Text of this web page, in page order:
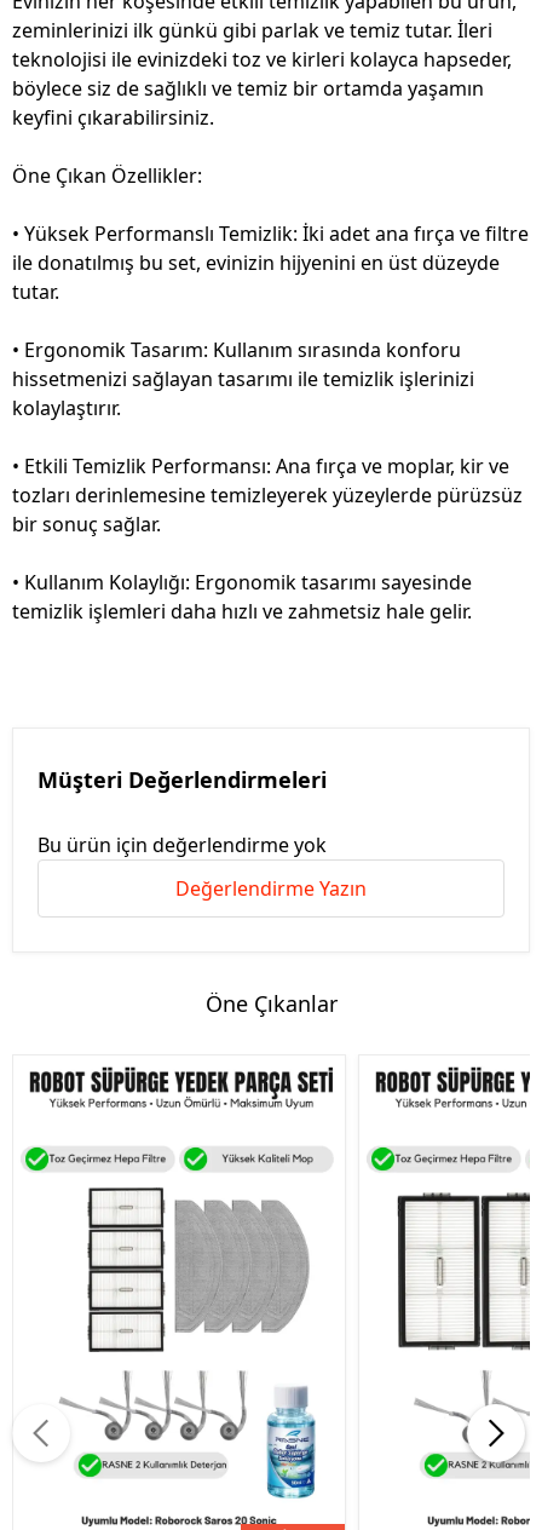
zeminlerinizi ilk günkü gibi parlak ve temiz tutar. İleri
teknolojisi ile evinizdeki toz ve kirleri kolayca hapseder,
böylece siz de sağlıklı ve temiz bir ortamda yaşamın
keyfini çıkarabilirsiniz.
Öne Çıkan Özellikler:
• Yüksek Performanslı Temizlik: İki adet ana fırça ve filtre
ile donatılmış bu set, evinizin hijyenini en üst düzeyde
tutar.
• Ergonomik Tasarım: Kullanım sırasında konforu
hissetmenizi sağlayan tasarımı ile temizlik işlerinizi
kolaylaştırır.
• Etkili Temizlik Performansı: Ana fırça ve moplar, kir ve
tozları derinlemesine temizleyerek yüzeylerde pürüzsüz
bir sonuç sağlar.
• Kullanım Kolaylığı: Ergonomik tasarımı sayesinde
temizlik işlemleri daha hızlı ve zahmetsiz hale gelir.
Müşteri Değerlendirmeleri
Bu ürün için değerlendirme yok
Değerlendirme Yazın
Öne Çıkanlar